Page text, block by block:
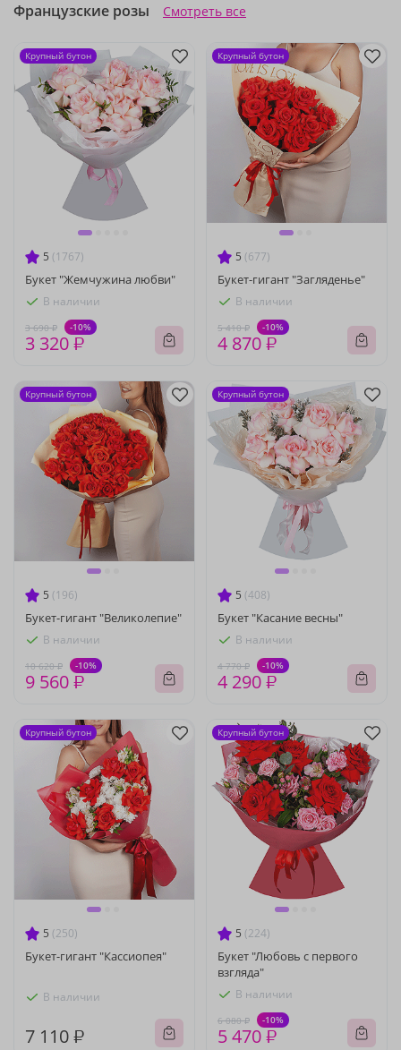
Французские розы Смотреть все
5 (1767)
Букет "Жемчужина любви"
В наличии
3 690 ₽ -10%
3 320 ₽
Крупный бутон
5 (677)
Букет-гигант "Загляденье"
В наличии
5 410 ₽ -10%
4 870 ₽
Крупный бутон
5 (196)
Букет-гигант "Великолепие"
В наличии
10 620 ₽ -10%
9 560 ₽
Крупный бутон
5 (408)
Букет "Касание весны"
В наличии
4 770 ₽ -10%
4 290 ₽
Крупный бутон
5 (250)
Букет-гигант "Кассиопея"
В наличии
7 110 ₽
Крупный бутон
5 (224)
Букет "Любовь с первого
взгляда"
В наличии
6 080 ₽ -10%
5 470 ₽
Крупный бутон